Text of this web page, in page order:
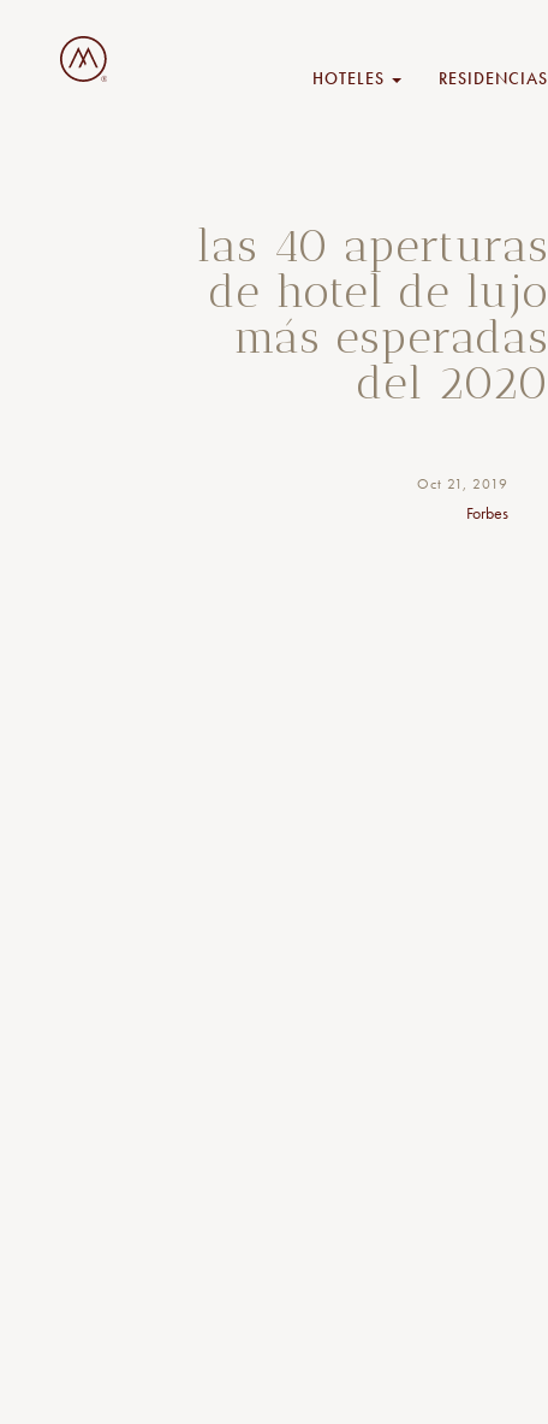
HOTELES RESIDENCIAS
las 40 aperturas
de hotel de lujo
más esperadas
del 2020
Oct 21, 2019
Forbes